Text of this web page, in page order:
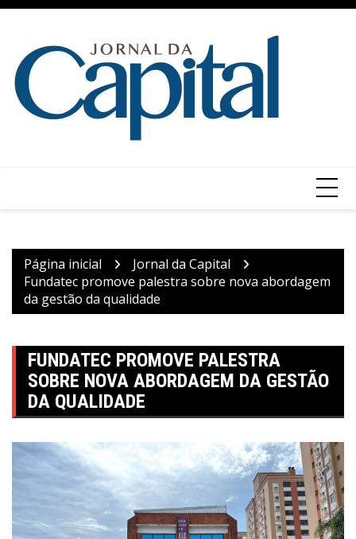
Ir
conteúdo
Página inicial
Jornal da Capital
Fundatec promove palestra sobre nova abordagem
da gestão da qualidade
FUNDATEC PROMOVE PALESTRA
SOBRE NOVA ABORDAGEM DA GESTÃO
DA QUALIDADE